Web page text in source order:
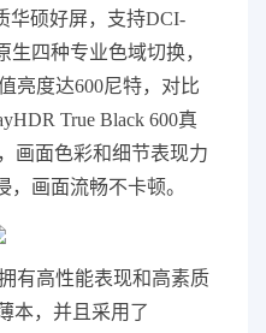
华硕好屏，支持DCI-
生四种专业色域切换，
亮度达600尼特，对比
True Black 600真
画面色彩和细节表现力
画面流畅不卡顿。
有高性能表现和高素质
本，并且采用了